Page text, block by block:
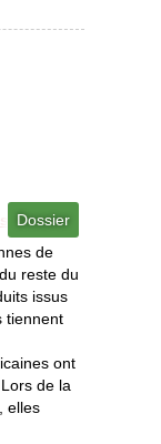
Dossier
exportés - Une
de
reste du
issus
tiennent
ont
de la
elles